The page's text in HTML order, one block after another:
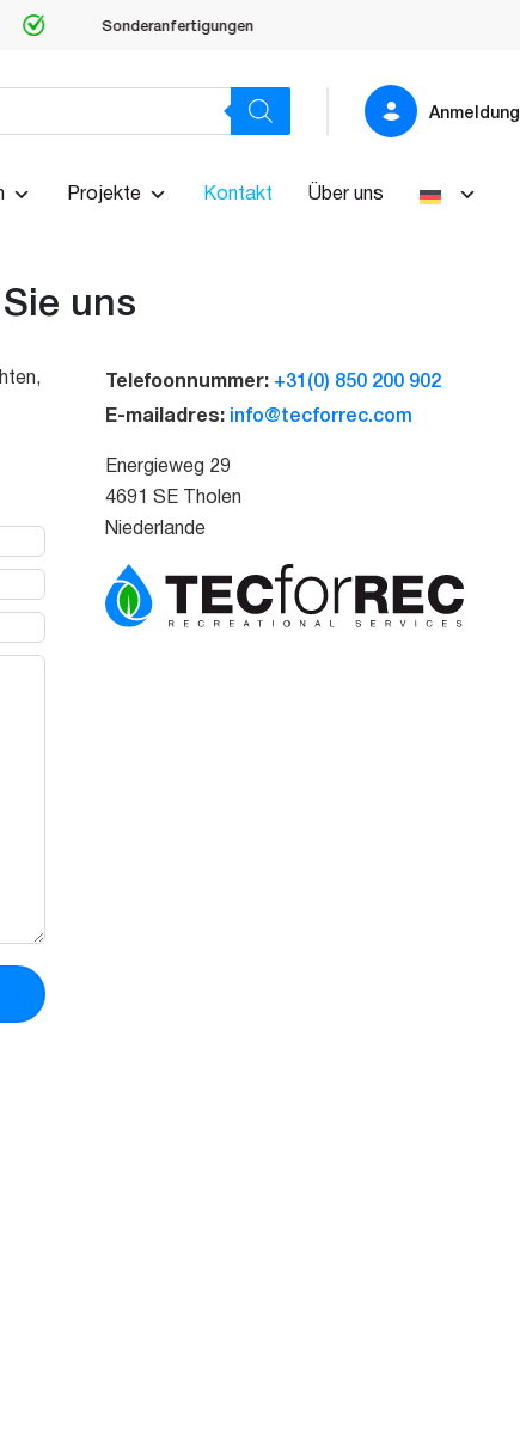
Anmeldung
Projekte Kontakt Über uns
uns
Telefoonnummer: +31(0) 850 200 902
E-mailadres: info@tecforrec.com
Energieweg 29
4691 SE Tholen
Niederlande